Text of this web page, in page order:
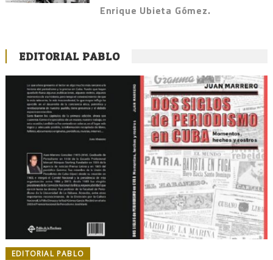
Enrique Ubieta Gómez.
EDITORIAL PABLO
EDITORIAL PABLO